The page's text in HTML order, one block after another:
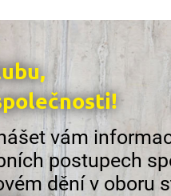
vám
postupech
dění v oboru